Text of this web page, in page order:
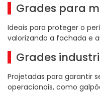
Grades para
Ideais para proteger o
valorizando a fachada e
Grades
Projetadas para garantir
operacionais, como